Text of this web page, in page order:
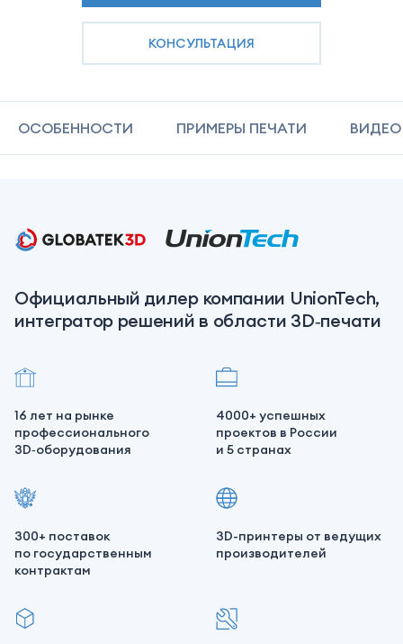
КОНСУЛЬТАЦИЯ
ОСОБЕННОСТИ ПРИМЕРЫ ПЕЧАТИ ВИДЕО
Официальный дилер компании UnionTech,
интегратор решений в области 3D‑печати
16 лет на рынке
профессионального
3D‑оборудования
4000+ успешных
проектов в России
и 5 странах
300+ поставок
по государственным
контрактам
3D-принтеры от ведущих
производителей